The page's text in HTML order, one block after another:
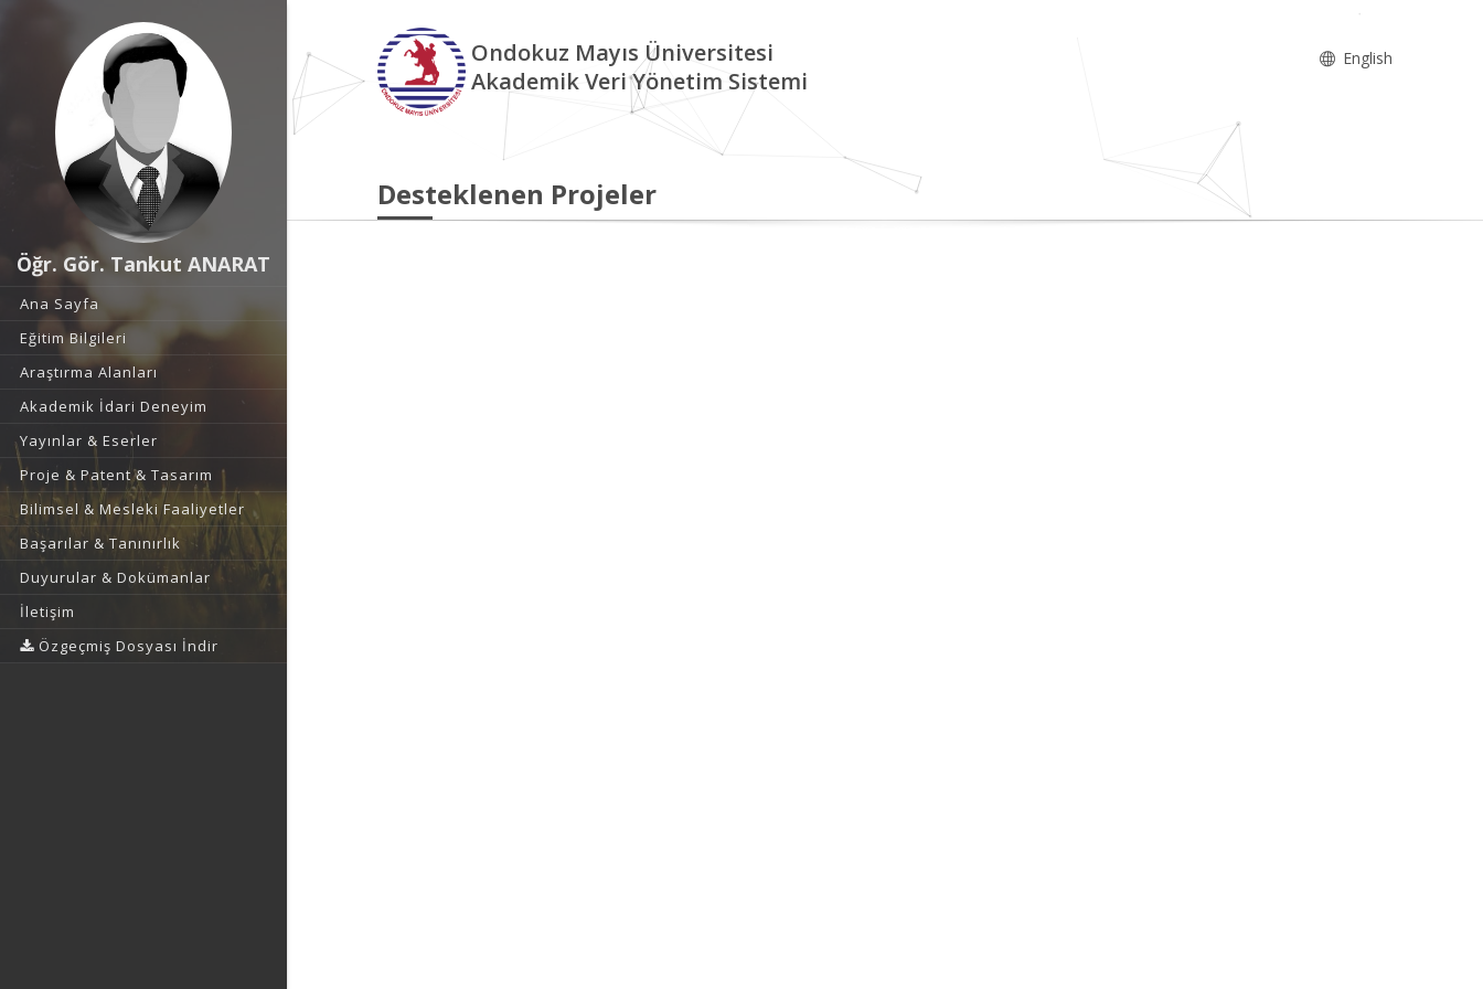
Öğr. Gör. Tankut ANARAT
Ana Sayfa
Eğitim Bilgileri
Araştırma Alanları
Akademik İdari Deneyim
Yayınlar & Eserler
Proje & Patent & Tasarım
Bilimsel & Mesleki Faaliyetler
Başarılar & Tanınırlık
Duyurular & Dokümanlar
İletişim
Özgeçmiş Dosyası İndir
Ondokuz Mayıs Üniversitesi
Akademik Veri Yönetim Sistemi
English
Desteklenen Projeler